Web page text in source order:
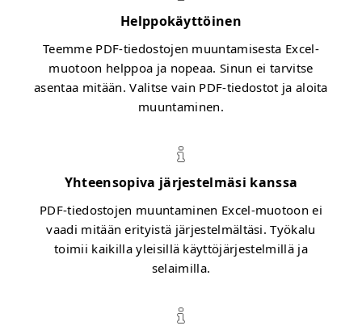
Helppokäyttöinen
Teemme PDF-tiedostojen muuntamisesta Excel-
muotoon helppoa ja nopeaa. Sinun ei tarvitse
asentaa mitään. Valitse vain PDF-tiedostot ja aloita
muuntaminen.
Yhteensopiva järjestelmäsi kanssa
PDF-tiedostojen muuntaminen Excel-muotoon ei
vaadi mitään erityistä järjestelmältäsi. Työkalu
toimii kaikilla yleisillä käyttöjärjestelmillä ja
selaimilla.